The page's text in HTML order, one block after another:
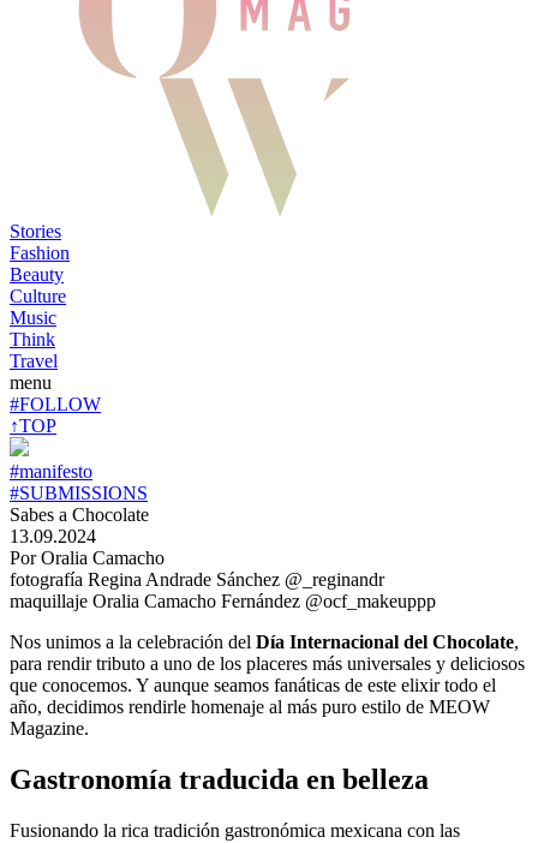
Stories
Fashion
Beauty
Culture
Music
Think
Travel
menu
#FOLLOW
↑TOP
#manifesto
#SUBMISSIONS
Sabes a Chocolate
13.09.2024
Por Oralia Camacho
fotografía Regina Andrade Sánchez @_reginandr
maquillaje Oralia Camacho Fernández @ocf_makeuppp
Nos unimos a la celebración del Día Internacional del Chocolate,
para rendir tributo a uno de los placeres más universales y deliciosos
que conocemos. Y aunque seamos fanáticas de este elixir todo el
año, decidimos rendirle homenaje al más puro estilo de MEOW
Magazine.
Gastronomía traducida en belleza
Fusionando la rica tradición gastronómica mexicana con las